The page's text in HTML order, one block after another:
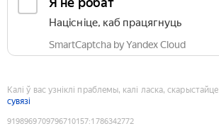
Націсніце, каб працягнуць
SmartCaptcha by Yandex Cloud
Калі ў вас узніклі праблемы, калі ласка, скарыстайце
сувязі
9198969709796710157:1786342772